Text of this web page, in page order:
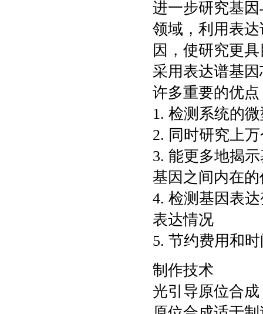
进一步研究基
领域，利用表
因，使研究更
采用表达谱基
许多重要的优点
1. 检测系统的
2. 同时研究上
3. 能更多地揭
基因之间内在
4. 检测基因表
表达情况
5. 节约费用和
制作技术
光引导原位合成